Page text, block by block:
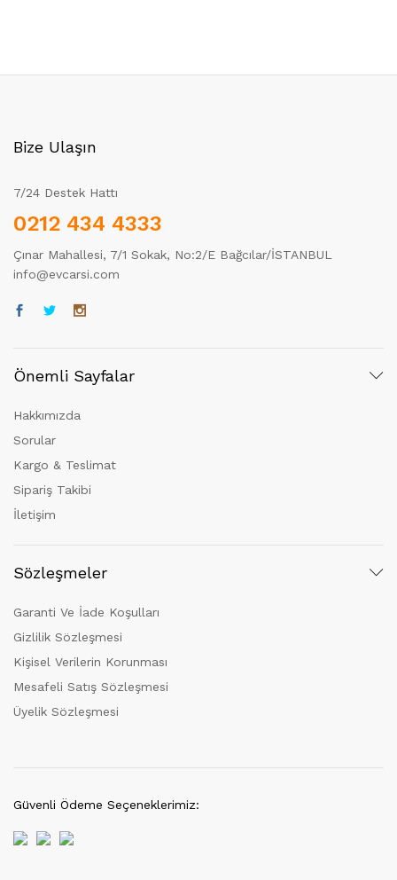
Bize Ulaşın
7/24 Destek Hattı
0212 434 4333
Çınar Mahallesi, 7/1 Sokak, No:2/E Bağcılar/İSTANBUL
info@evcarsi.com
Önemli Sayfalar
Hakkımızda
Sorular
Kargo & Teslimat
Sipariş Takibi
İletişim
Sözleşmeler
Garanti Ve İade Koşulları
Gizlilik Sözleşmesi
Kişisel Verilerin Korunması
Mesafeli Satış Sözleşmesi
Üyelik Sözleşmesi
Güvenli Ödeme Seçeneklerimiz: